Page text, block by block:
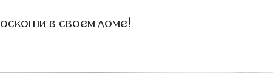
в своем доме!